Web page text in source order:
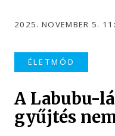
2025. NOVEMBER 5.
ÉLETMÓD
A Labubu-
gyűjtés